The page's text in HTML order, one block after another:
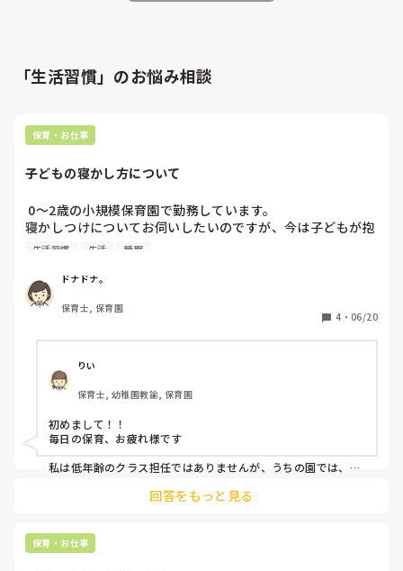
「生活習慣」のお悩み相談
保育・お仕事
子どもの寝かし方について
0～2歳の小規模保育園で勤務しています。
寝かしつけについてお伺いしたいのですが、今は子どもが抱
っこして欲しいと要求してきたら抱っこをして寝かしていま
先日、泣いてもいいから抱っこしないで寝かすように言われ
ました。
皆さんの園はどのように寝かしつけをされてるのか教えてく
宜しくお願いいたします！
生活習慣 生活 睡眠
ドナドナ。
保育士, 保育園
4 ・ 06/20
りい
保育士, 幼稚園教諭, 保育園
初めまして！！
毎日の保育、お疲れ様です
私は低年齢のクラス担任ではありませんが、うちの園では、泣
ベビーカーみたいなのに乗せて、職員が常に側にいて、揺らし
ラカラと音のなるおもちゃを用意して、自分で好きなように遊
べるようにしています。
回答をもっと見る
保育・お仕事